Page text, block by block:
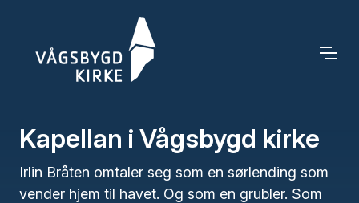
Kapellan i Vågsbygd kirke
Irlin Bråten omtaler seg som en sørlending som
vender hjem til havet. Og som en grubler. Som